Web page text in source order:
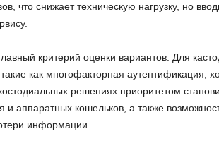
что снижает техническую нагрузку, но
критерий оценки вариантов. Для
как многофакторная аутентификация,
решениях приоритетом
и аппаратных кошельков, а также
информации.